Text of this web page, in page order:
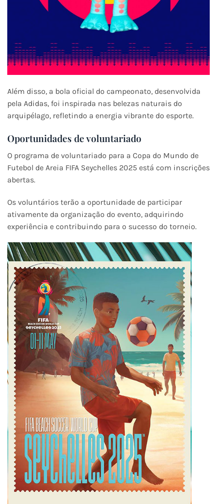
Além disso, a bola oficial do campeonato, desenvolvida
pela Adidas, foi inspirada nas belezas naturais do
arquipélago, refletindo a energia vibrante do esporte.
Oportunidades de voluntariado
O programa de voluntariado para a Copa do Mundo de
Futebol de Areia FIFA Seychelles 2025 está com inscrições
abertas.
Os voluntários terão a oportunidade de participar
ativamente da organização do evento, adquirindo
experiência e contribuindo para o sucesso do torneio. ​